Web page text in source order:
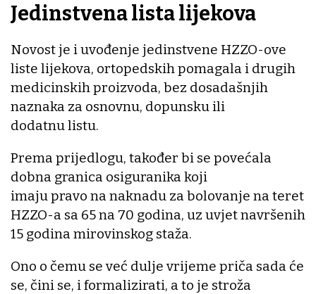
Jedinstvena lista lijekova
Novost je i uvođenje jedinstvene HZZO-ove
liste lijekova, ortopedskih pomagala i drugih
medicinskih proizvoda, bez dosadašnjih
naznaka za osnovnu, dopunsku ili
dodatnu listu.
Prema prijedlogu, također bi se povećala
dobna granica osiguranika koji
imaju pravo na naknadu za bolovanje na teret
HZZO-a sa 65 na 70 godina, uz uvjet navršenih
15 godina mirovinskog staža.
Ono o čemu se već dulje vrijeme priča sada će
se, čini se, i formalizirati, a to je stroža